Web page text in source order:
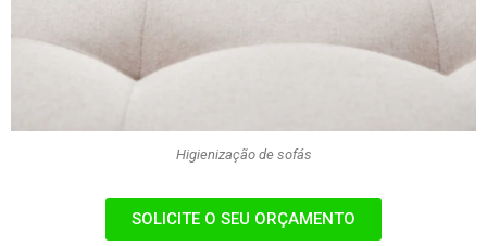
Higienização de sofás
SOLICITE O SEU ORÇAMENTO